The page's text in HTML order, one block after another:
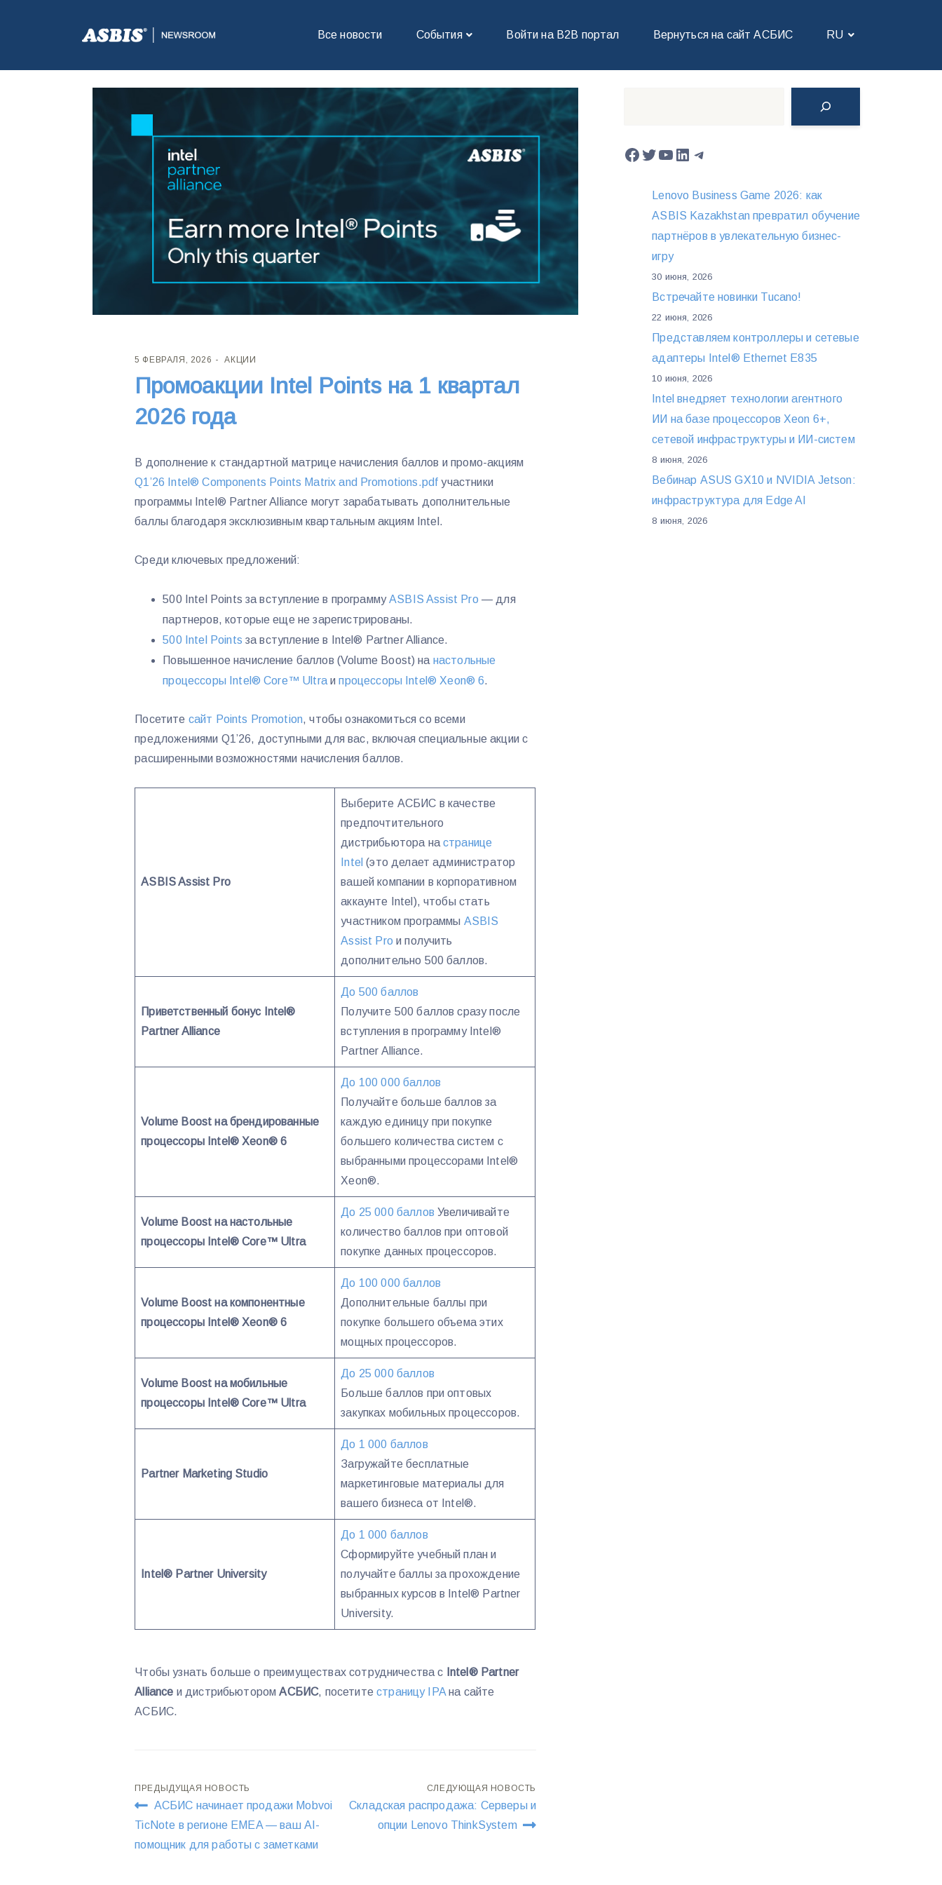
Все новости События Войти на В2В портал Вернуться на сайт АСБИС RU
5 ФЕВРАЛЯ, 2026 АКЦИИ
Промоакции Intel Points на 1 квартал
2026 года
В дополнение к стандартной матрице начисления баллов и промо-акциям
Q1’26 Intel® Components Points Matrix and Promotions.pdfучастники
программы Intel® Partner Alliance могут зарабатывать дополнительные
баллы благодаря эксклюзивным квартальным акциям Intel.
Среди ключевых предложений:
500 Intel Points за вступление в программуASBIS Assist Pro — для
партнеров, которые еще не зарегистрированы.
500 Intel Points за вступление в Intel® Partner Alliance.
Повышенное начисление баллов (Volume Boost) на настольные
процессоры Intel® Core™ Ultraипроцессоры Intel® Xeon® 6.
Посетите сайт Points Promotion, чтобы ознакомиться со всеми
предложениями Q1’26, доступными для вас, включая специальные акции с
расширенными возможностями начисления баллов.
ASBIS Assist Pro
Выберите АСБИС в качестве
предпочтительного
дистрибьютора на странице
Intel(это делает администратор
вашей компании в корпоративном
аккаунте Intel), чтобы стать
участником программы ASBIS
Assist Pro и получить
дополнительно 500 баллов.
Приветственный бонус Intel®
Partner Alliance
До 500 баллов
Получите 500 баллов сразу после
вступления в программу Intel®
Partner Alliance.
Volume Boost на брендированные
процессоры Intel® Xeon® 6
До 100 000 баллов
Получайте больше баллов за
каждую единицу при покупке
большего количества систем с
выбранными процессорами Intel®
Xeon®.
Volume Boost на настольные
процессоры Intel® Core™ Ultra
До 25 000 баллов Увеличивайте
количество баллов при оптовой
покупке данных процессоров.
Volume Boost на компонентные
процессоры Intel® Xeon® 6
До 100 000 баллов
Дополнительные баллы при
покупке большего объема этих
мощных процессоров.
Volume Boost на мобильные
процессоры Intel® Core™ Ultra
До 25 000 баллов
Больше баллов при оптовых
закупках мобильных процессоров.
Partner Marketing Studio
До 1 000 баллов
Загружайте бесплатные
маркетинговые материалы для
вашего бизнеса от Intel®.
Intel® Partner University
До 1 000 баллов
Сформируйте учебный план и
получайте баллы за прохождение
выбранных курсов в Intel® Partner
University.
Чтобы узнать больше о преимуществах сотрудничества с Intel® Partner
Alliance и дистрибьюторомАСБИС, посетитестраницу IPAна сайте
АСБИС.
Навигация
по
записям
ПРЕДЫДУЩАЯ НОВОСТЬ
АСБИС начинает продажи Mobvoi
TicNote в регионе EMEA — ваш AI-
помощник для работы с заметками
СЛЕДУЮЩАЯ НОВОСТЬ
Складская распродажа: Серверы и
опции Lenovo ThinkSystem
Facebook
Twitter
YouTube
LinkedIn
Telegram
Lenovo Business Game 2026: как
ASBIS Kazakhstan превратил обучение
партнёров в увлекательную бизнес-
игру
30 июня, 2026
Встречайте новинки Tucano!
22 июня, 2026
Представляем контроллеры и сетевые
адаптеры Intel® Ethernet E835
10 июня, 2026
Intel внедряет технологии агентного
ИИ на базе процессоров Xeon 6+,
сетевой инфраструктуры и ИИ-систем
8 июня, 2026
Вебинар ASUS GX10 и NVIDIA Jetson:
инфраструктура для Edge AI
8 июня, 2026